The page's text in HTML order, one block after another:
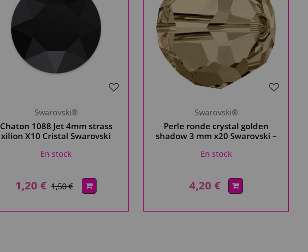
Swarovski®
Chaton 1088 Jet 4mm strass
xilion X10 Cristal Swarovski
En stock
1,20 € 1,50 €
Swarovski®
Perle ronde crystal golden
shadow 3 mm x20 Swarovski –
authentique.marron clair.
En stock
4,20 €